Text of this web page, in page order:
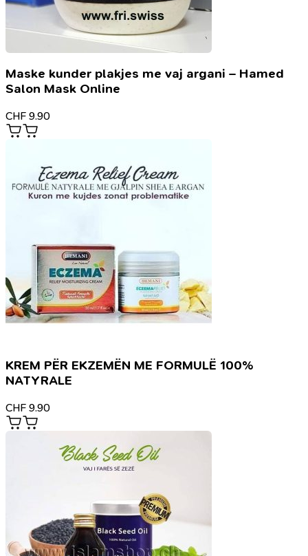
Maske kunder plakjes me vaj argani – Hamed
Salon Mask Online
CHF 9.90
KREM PËR EKZEMËN ME FORMULË 100%
NATYRALE
CHF 9.90